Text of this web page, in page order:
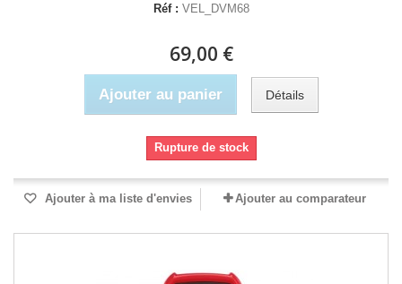
Réf : VEL_DVM68
69,00 €
Ajouter au panier Détails
Rupture de stock
Ajouter à ma liste d'envies Ajouter au comparateur